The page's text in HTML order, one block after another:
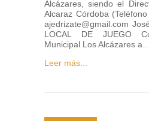
Alcázares, siendo el
Alcaraz Córdoba
ajedrizate@gmail.com
LOCAL DE JUEGO
Municipal Los Alcázares a…
Leer más...